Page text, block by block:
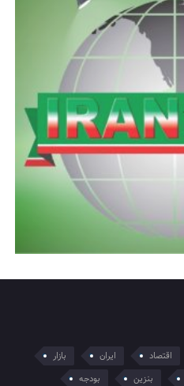
اقتصاد ایران
بازار
بنزین بودجه